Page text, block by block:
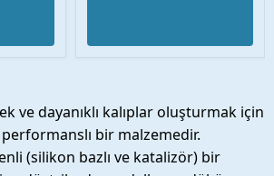
ve dayanıklı kalıplar oluşturmak için
bir malzemedir.
(silikon bazlı ve katalizör) bir